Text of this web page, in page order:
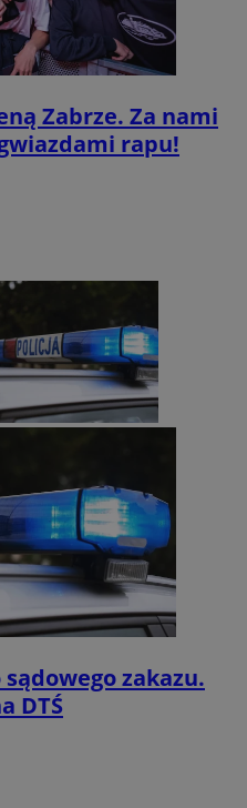
Zabrze. Za nami
rapu!
zakazu.
DTŚ